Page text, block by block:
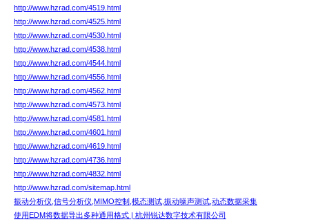
http://www.hzrad.com/4519.html
http://www.hzrad.com/4525.html
http://www.hzrad.com/4530.html
http://www.hzrad.com/4538.html
http://www.hzrad.com/4544.html
http://www.hzrad.com/4556.html
http://www.hzrad.com/4562.html
http://www.hzrad.com/4573.html
http://www.hzrad.com/4581.html
http://www.hzrad.com/4601.html
http://www.hzrad.com/4619.html
http://www.hzrad.com/4736.html
http://www.hzrad.com/4832.html
http://www.hzrad.com/sitemap.html
振动分析仪,信号分析仪,MIMO控制,模态测试,振动噪声测试,动态数据采集
使用EDM将数据导出多种通用格式 | 杭州锐达数字技术有限公司